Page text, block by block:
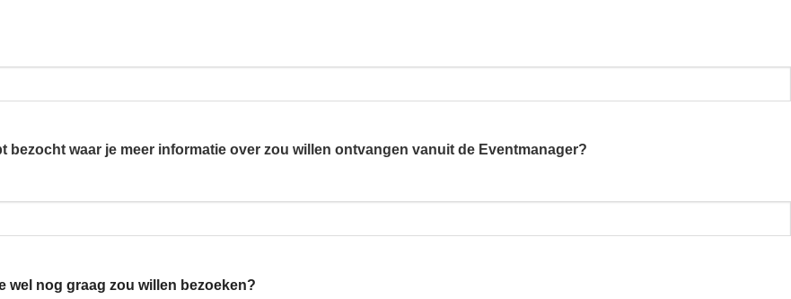
bezocht waar je meer informatie over zou willen ontvangen vanuit de Eventmanager?
wel nog graag zou willen bezoeken?